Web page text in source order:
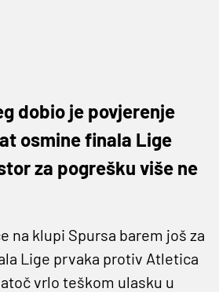
dobio je povjerenje
osmine finala Lige
za pogrešku više ne
na klupi Spursa barem još za
Lige prvaka protiv Atletica
vrlo teškom ulasku u